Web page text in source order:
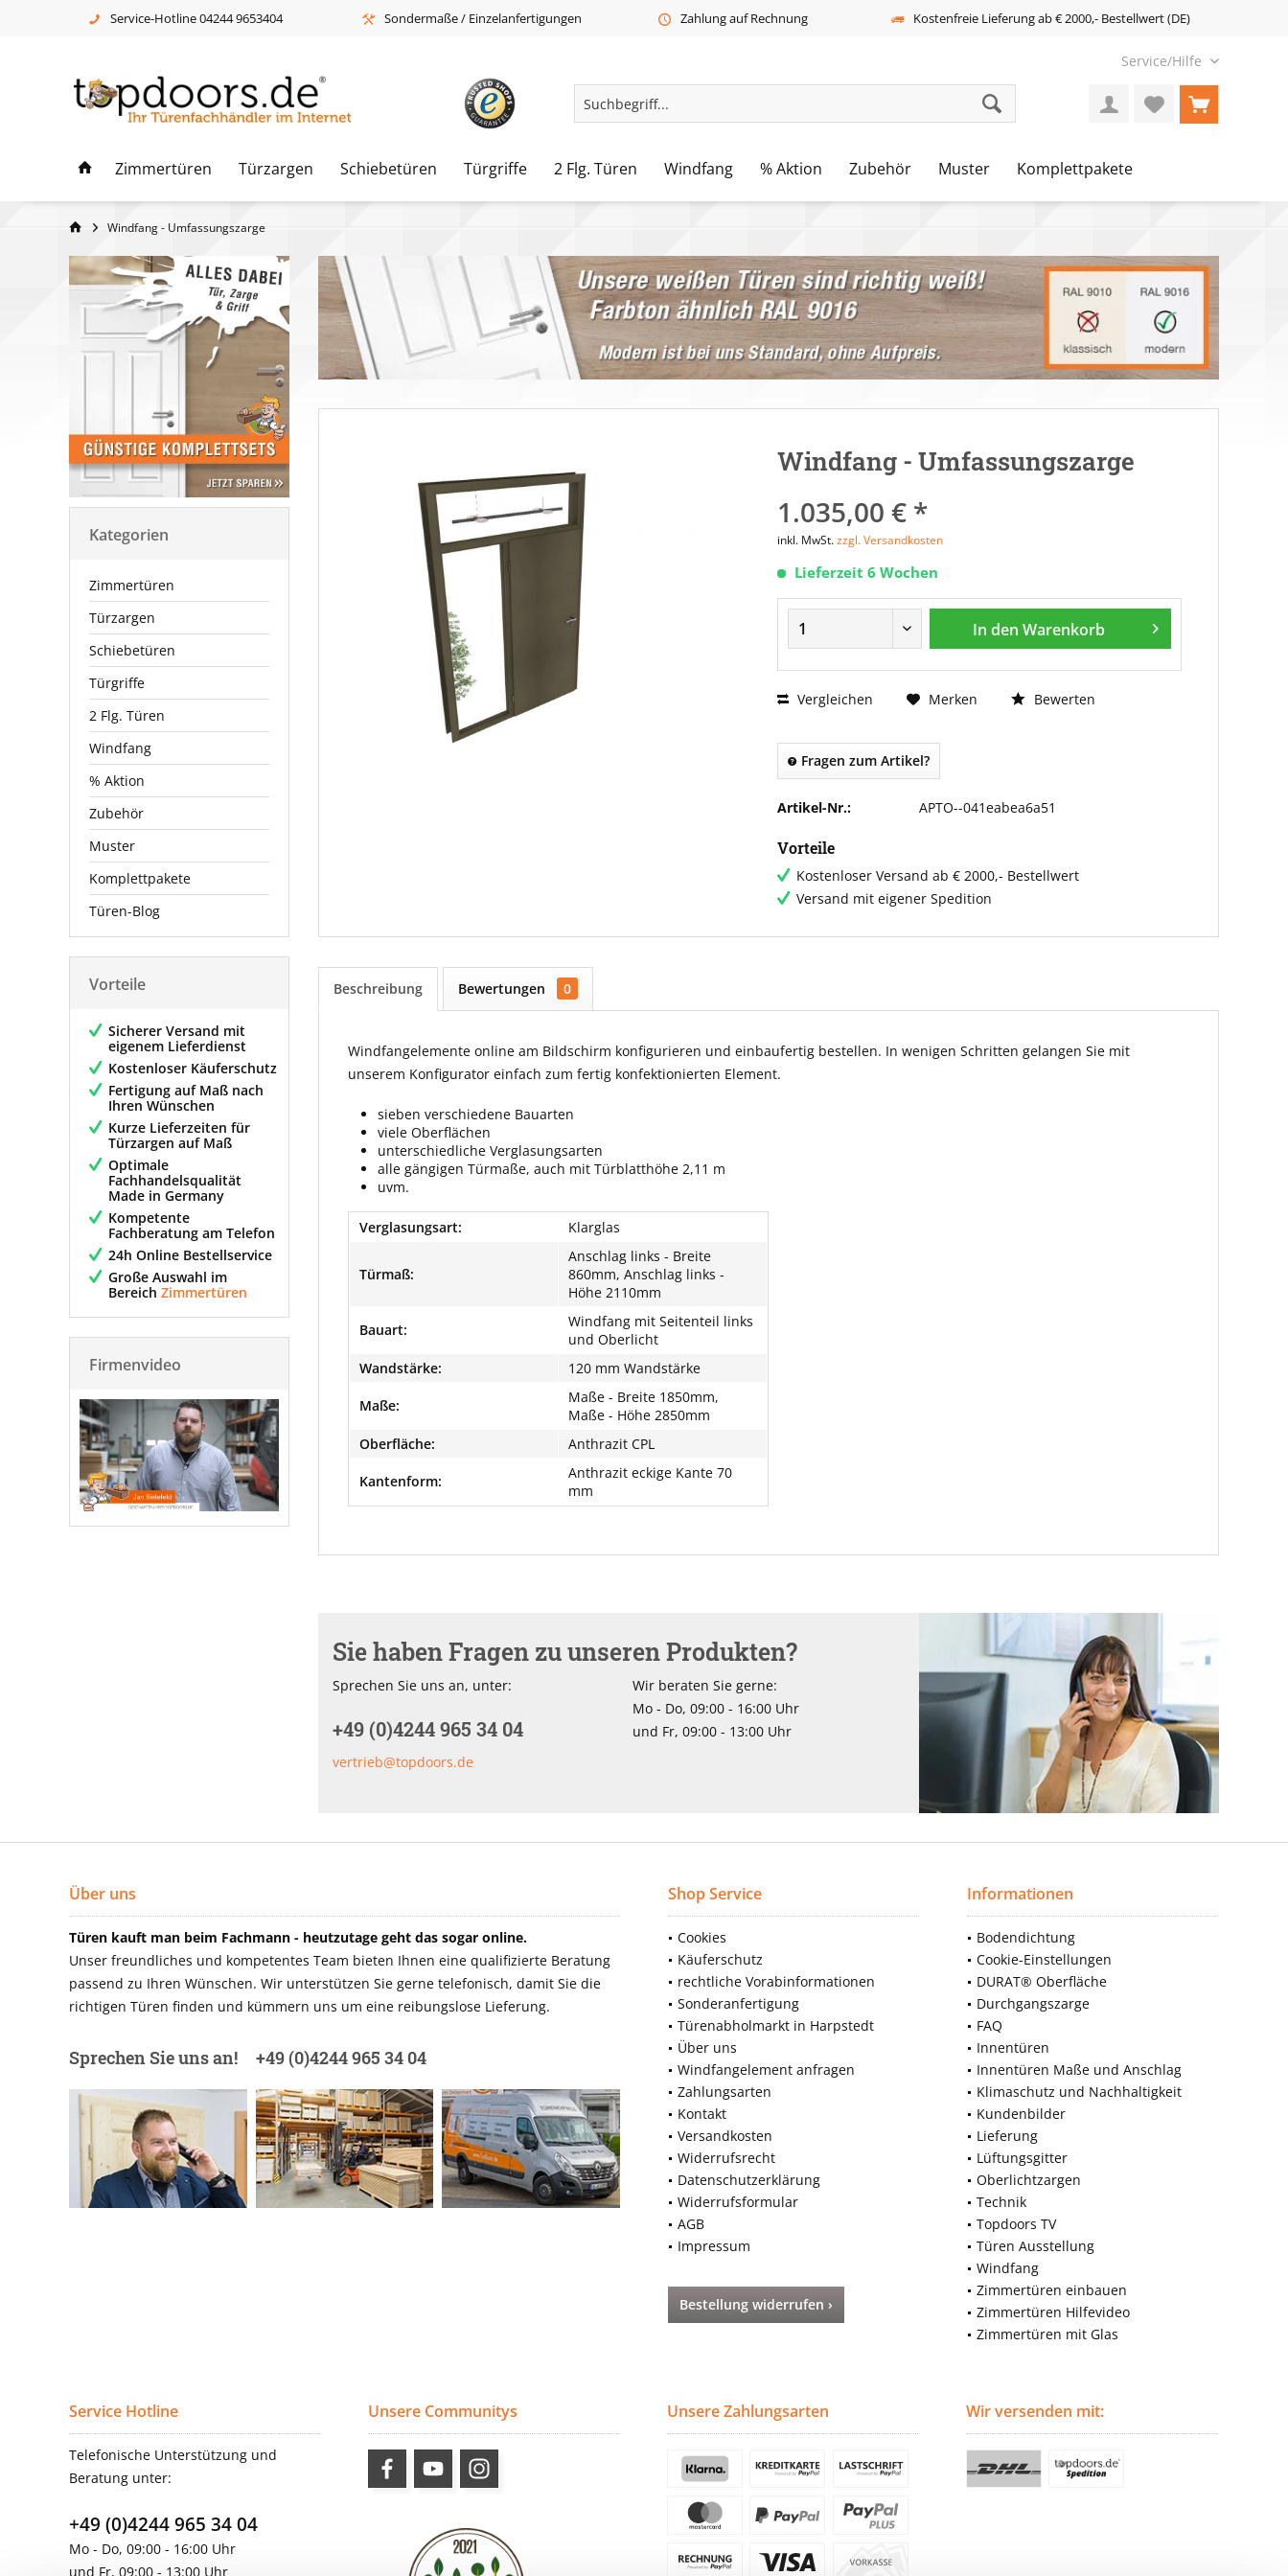
Service-Hotline 04244 9653404 Sondermaße / Einzelanfertigungen Zahlung auf Rechnung Kostenfreie Lieferung ab € 2000,- Bestellwert (DE)
Service/Hilfe
Zimmertüren Türzargen Schiebetüren Türgriffe 2 Flg. Türen Windfang % Aktion Zubehör Muster Komplettpakete
Windfang - Umfassungszarge
Kategorien
Zimmertüren
Türzargen
Schiebetüren
Türgriffe
2 Flg. Türen
Windfang
% Aktion
Zubehör
Muster
Komplettpakete
Türen-Blog
Vorteile
Sicherer Versand mit
eigenem Lieferdienst
Kostenloser Käuferschutz
Fertigung auf Maß nach
Ihren Wünschen
Kurze Lieferzeiten für
Türzargen auf Maß
Optimale
Fachhandelsqualität
Made in Germany
Kompetente
Fachberatung am Telefon
24h Online Bestellservice
Große Auswahl im
Bereich Zimmertüren
Firmenvideo
Windfang - Umfassungszarge
1.035,00 € *
inkl. MwSt.zzgl. Versandkosten
Lieferzeit 6 Wochen
In den Warenkorb
Vergleichen Merken Bewerten
Fragen zum Artikel?
Artikel-Nr.: APTO--041eabea6a51
Vorteile
Kostenloser Versand ab € 2000,- Bestellwert
Versand mit eigener Spedition
Beschreibung Bewertungen 0
Windfangelemente online am Bildschirm konfigurieren und einbaufertig bestellen. In wenigen Schritten gelangen Sie mit
unserem Konfigurator einfach zum fertig konfektionierten Element.
sieben verschiedene Bauarten
viele Oberflächen
unterschiedliche Verglasungsarten
alle gängigen Türmaße, auch mit Türblatthöhe 2,11 m
uvm.
Verglasungsart: Klarglas
Türmaß:
Anschlag links - Breite
860mm, Anschlag links -
Höhe 2110mm
Bauart:
Windfang mit Seitenteil links
und Oberlicht
Wandstärke:
120 mm Wandstärke
Maße:
Maße - Breite 1850mm,
Maße - Höhe 2850mm
Oberfläche:
Anthrazit CPL
Kantenform:
Anthrazit eckige Kante 70
mm
Sie haben Fragen zu unseren Produkten?
Sprechen Sie uns an, unter:
+49 (0)4244 965 34 04
vertrieb@topdoors.de
Wir beraten Sie gerne:
Mo - Do, 09:00 - 16:00 Uhr
und Fr, 09:00 - 13:00 Uhr
Über uns
Türen kauft man beim Fachmann - heutzutage geht das sogar online.
Unser freundliches und kompetentes Team bieten Ihnen eine qualifizierte Beratung
passend zu Ihren Wünschen. Wir unterstützen Sie gerne telefonisch, damit Sie die
richtigen Türen finden und kümmern uns um eine reibungslose Lieferung.
Sprechen Sie uns an! +49 (0)4244 965 34 04
Shop Service
Cookies
Käuferschutz
rechtliche Vorabinformationen
Sonderanfertigung
Türenabholmarkt in Harpstedt
Über uns
Windfangelement anfragen
Zahlungsarten
Kontakt
Versandkosten
Widerrufsrecht
Datenschutzerklärung
Widerrufsformular
AGB
Impressum
Bestellung widerrufen ›
Informationen
Bodendichtung
Cookie-Einstellungen
DURAT® Oberfläche
Durchgangszarge
FAQ
Innentüren
Innentüren Maße und Anschlag
Klimaschutz und Nachhaltigkeit
Kundenbilder
Lieferung
Lüftungsgitter
Oberlichtzargen
Technik
Topdoors TV
Türen Ausstellung
Windfang
Zimmertüren einbauen
Zimmertüren Hilfevideo
Zimmertüren mit Glas
Service Hotline
Telefonische Unterstützung und
Beratung unter:
+49 (0)4244 965 34 04
Mo - Do, 09:00 - 16:00 Uhr
und Fr, 09:00 - 13:00 Uhr
Unsere Communitys Unsere Zahlungsarten Wir versenden mit: